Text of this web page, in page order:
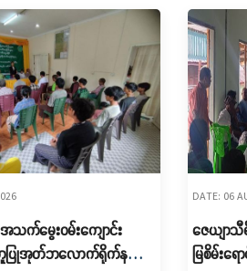
သက်မွေးဝမ်းကျောင်း
ြုအုတ်ဘလောက်ရိုက်နည်း
DATE: 06
ဇေယျာသီ
မြစိမ်းရ